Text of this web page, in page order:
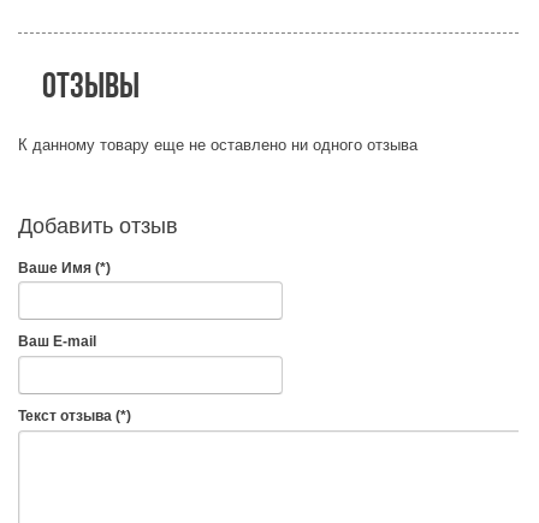
Отзывы
К данному товару еще не оставлено ни одного отзыва
Добавить отзыв
Ваше Имя (*)
Ваш E-mail
Текст отзыва (*)